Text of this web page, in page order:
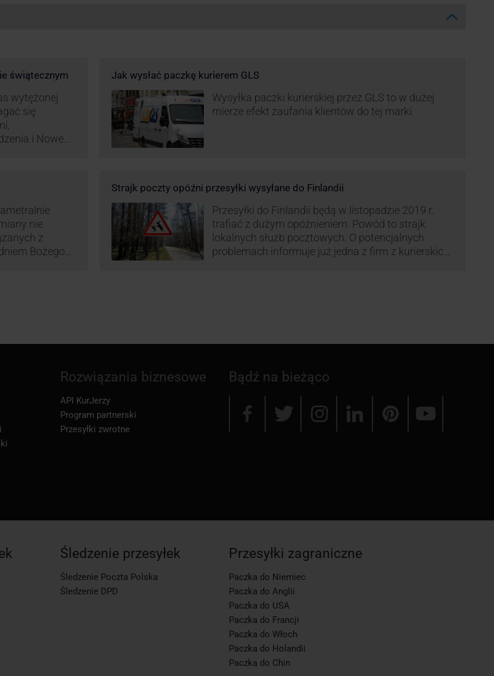
świątecznym
wytężonej
się
i Nowego
Jak wysłać paczkę kurierem GLS
Wysyłka paczki kurierskiej przez GLS to w dużej
mierze efekt zaufania klientów do tej marki.
nie
z
Bożego
Strajk poczty opóźni przesyłki wysyłane do Finlandii
Przesyłki do Finlandii będą w listopadzie 2019 r.
trafiać z dużym opóźnieniem. Powód to strajk
lokalnych służb pocztowych. O potencjalnych
problemach informuje już jedna z firm z kurierskich
Bądź na bieżąco
Rozwiązania biznesowe
API KurJerzy
Program partnerski
Przesyłki zwrotne
Śledzenie przesyłek
Śledzenie Poczta Polska
Śledzenie DPD
Przesyłki zagraniczne
Paczka do Niemiec
Paczka do Anglii
Paczka do USA
Paczka do Francji
Paczka do Włoch
Paczka do Holandii
Paczka do Chin